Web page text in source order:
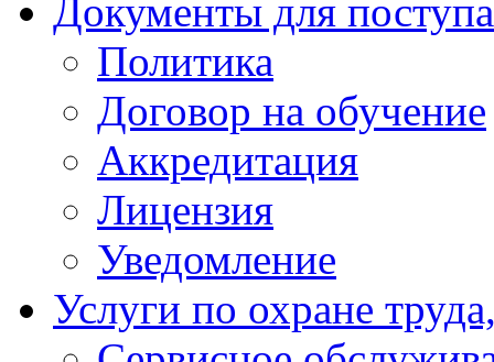
Документы для
Политика
Договор на обучение
Аккредитация
Лицензия
Уведомление
Услуги по охране